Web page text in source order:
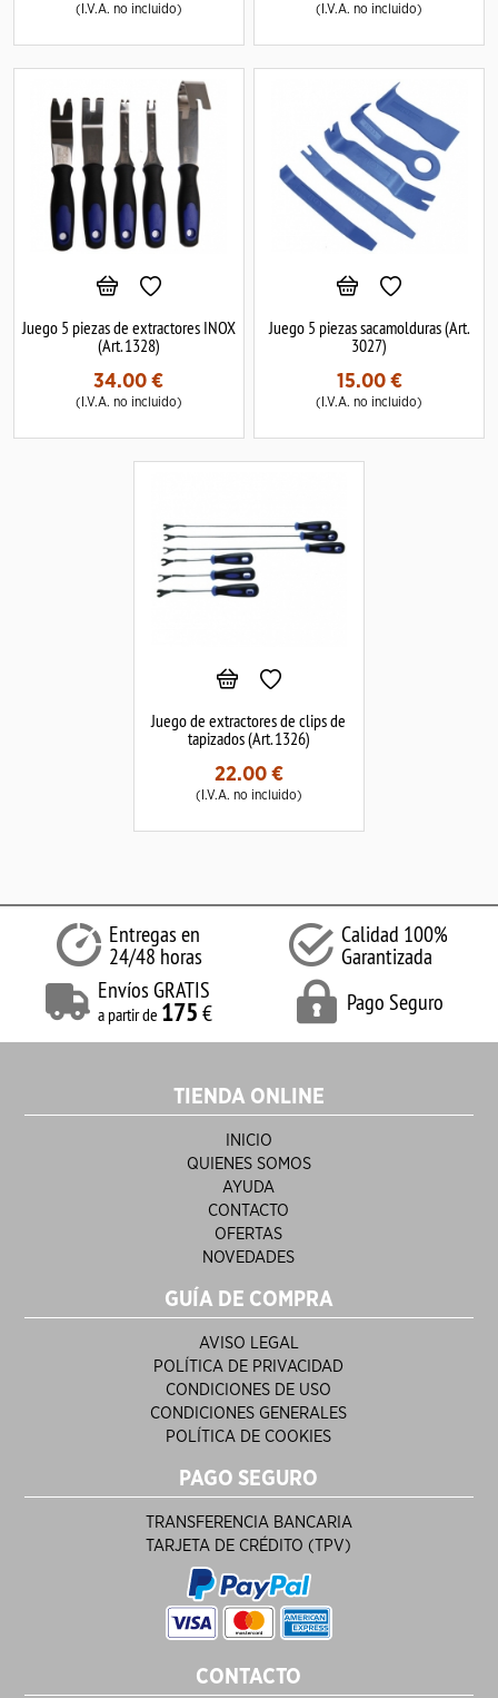
(I.V.A. no incluido) (I.V.A. no incluido)
Juego 5 piezas de extractores INOX
(Art. 1328)
34.00 €
(I.V.A. no incluido)
Juego 5 piezas sacamolduras (Art.
3027)
15.00€
(I.V.A. no incluido)
Juego de extractores de clips de
tapizados (Art. 1326)
22.00€
(I.V.A. no incluido)
Entregas en
24/48 horas
Calidad 100%
Garantizada
Envíos GRATIS
a partir de 175 € Pago Seguro
TIENDA ONLINE
INICIO
QUIENES SOMOS
AYUDA
CONTACTO
OFERTAS
NOVEDADES
GUÍA DE COMPRA
AVISO LEGAL
POLÍTICA DE PRIVACIDAD
CONDICIONES DE USO
CONDICIONES GENERALES
POLÍTICA DE COOKIES
PAGO SEGURO
TRANSFERENCIA BANCARIA
TARJETA DE CRÉDITO (TPV)
CONTACTO